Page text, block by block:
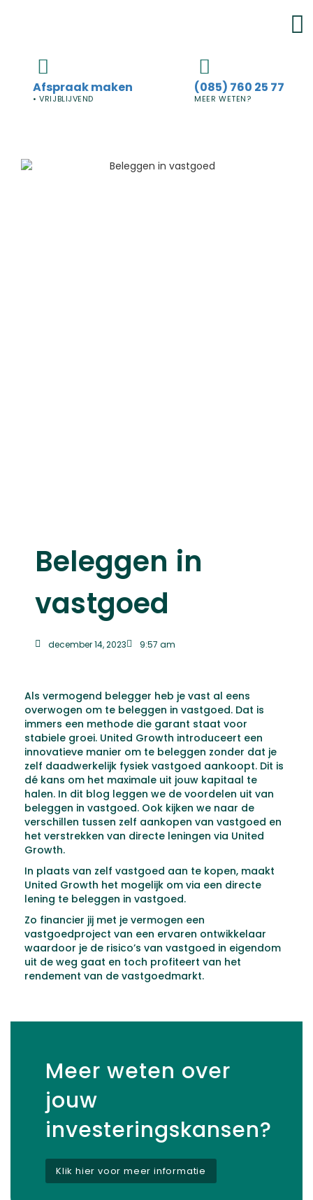
Afspraak maken
• VRIJBLIJVEND
(085) 760 25 77
MEER WETEN?
Beleggen in
vastgoed
december 14, 2023 9:57 am
Als vermogend belegger heb je vast al eens
overwogen om te beleggen in vastgoed. Dat is
immers een methode die garant staat voor
stabiele groei. United Growth introduceert een
innovatieve manier om te beleggen zonder dat je
zelf daadwerkelijk fysiek vastgoed aankoopt. Dit is
dé kans om het maximale uit jouw kapitaal te
halen. In dit blog leggen we de voordelen uit van
beleggen in vastgoed. Ook kijken we naar de
verschillen tussen zelf aankopen van vastgoed en
het verstrekken van directe leningen via United
Growth.
In plaats van zelf vastgoed aan te kopen, maakt
United Growth het mogelijk om via een directe
lening te beleggen in vastgoed.
Zo financier jij met je vermogen een
vastgoedproject van een ervaren ontwikkelaar
waardoor je de risico’s van vastgoed in eigendom
uit de weg gaat en toch profiteert van het
rendement van de vastgoedmarkt.
Meer weten over
jouw
investeringskansen?
Klik hier voor meer informatie